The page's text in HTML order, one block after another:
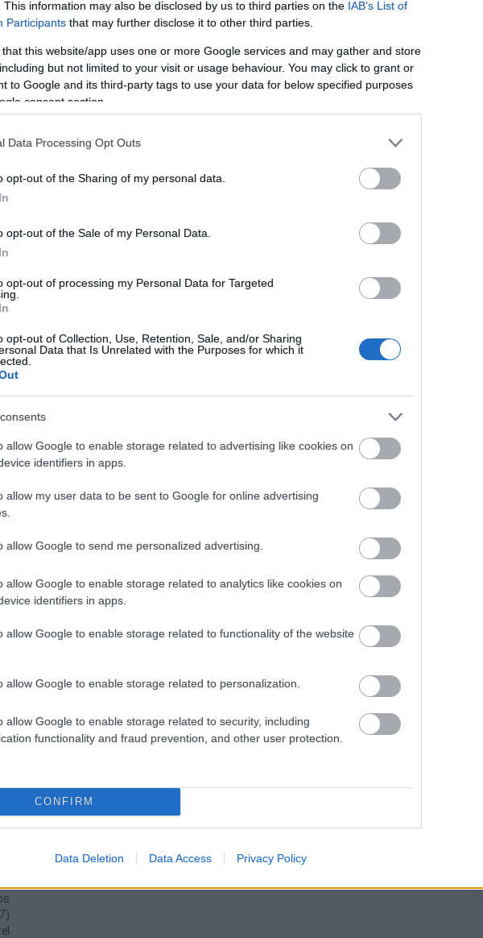
This information may also be disclosed by us to third parties on the IAB’s List of
Participants that may further disclose it to other third parties.
that this website/app uses one or more Google services and may gather and store
but not limited to your visit or usage behaviour. You may click to grant or
to Google and its third-party tags to use your data for below specified purposes
consent section.
Data Processing Opt Outs
opt-out of the Sharing of my personal data.
opt-out of the Sale of my Personal Data.
opt-out of processing my Personal Data for Targeted
opt-out of Collection, Use, Retention, Sale, and/or Sharing
Data that Is Unrelated with the Purposes for which it
allow Google to enable storage related to advertising like cookies on
identifiers in apps.
allow my user data to be sent to Google for online advertising
allow Google to send me personalized advertising.
allow Google to enable storage related to analytics like cookies on
identifiers in apps.
allow Google to enable storage related to functionality of the website
allow Google to enable storage related to personalization.
allow Google to enable storage related to security, including
functionality and fraud prevention, and other user protection.
CONFIRM
Data Deletion Data Access Privacy Policy
)
)
)
)
)
rt
)
)
)
)
)
)
)
)
)
)
7)